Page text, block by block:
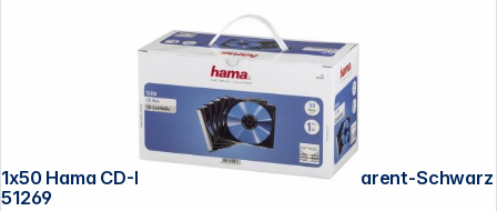
1x50 Hama CD-Leerhülle SlimLine Transparent-Schwarz
51269
Copyright © 2001 - 2026 DGH - Alle Rechte vorbehalten.